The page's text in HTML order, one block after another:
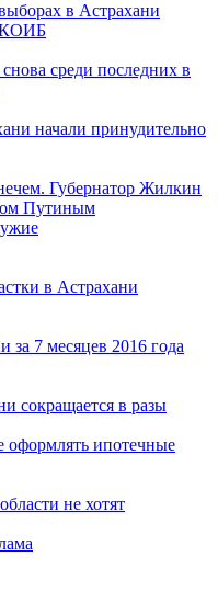
в Астрахани
КОИБ
среди последних в
начали принудительно
Губернатор Жилкин
Путиным
в Астрахани
за 7 месяцев 2016 года
сокращается в разы
оформлять ипотечные
не хотят